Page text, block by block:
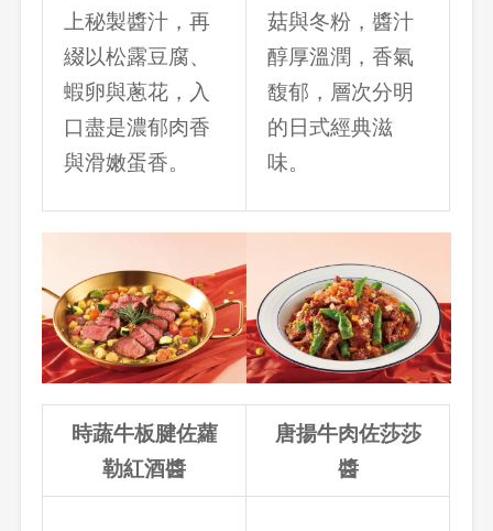
上秘製醬汁，再
綴以松露豆腐、
蝦卵與蔥花，入
口盡是濃郁肉香
與滑嫩蛋香。
菇與冬粉，醬汁
醇厚溫潤，香氣
馥郁，層次分明
的日式經典滋
味。
時蔬牛板腱佐蘿
勒紅酒醬
唐揚牛肉佐莎莎
醬